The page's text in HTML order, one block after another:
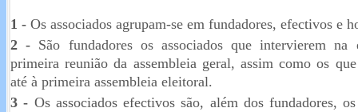
1 - Os associados agrupam-se em fundadores, efectivos e
2 - São fundadores os associados que intervierem na
primeira reunião da assembleia geral, assim como os
até à primeira assembleia eleitoral.
3 - Os associados efectivos são, além dos fundadores,